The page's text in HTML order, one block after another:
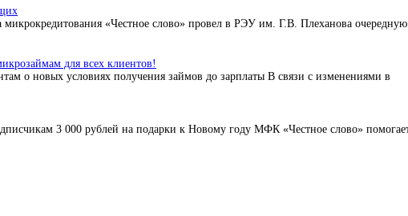
микрокредитования «Честное слово» провел в РЭУ им. Г.В. Плеханова очередную
для всех клиентов!
о новых условиях получения займов до зарплаты В связи с изменениями в
3 000 рублей на подарки к Новому году МФК «Честное слово»